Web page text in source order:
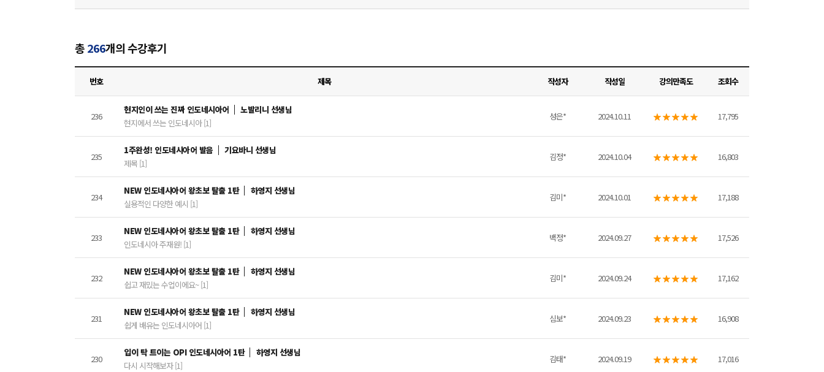
총266개의 수강후기
번호 제목 작성자 작성일 강의만족도 조회수
236
현지인이 쓰는 진짜 인도네시아어
노발리니 선생님
현지에서 쓰는 인도네시아 [1]
성은* 2024.10.11 17,795
235
1주완성! 인도네시아어 발음
기요바니 선생님
제목 [1]
김정* 2024.10.04 16,803
234
NEW 인도네시아어 왕초보 탈출 1탄
하영지 선생님
실용적인 다양한 예시 [1]
김미* 2024.10.01 17,188
233
NEW 인도네시아어 왕초보 탈출 1탄
하영지 선생님
인도네시아 주재원! [1]
백정* 2024.09.27 17,526
232
NEW 인도네시아어 왕초보 탈출 1탄
하영지 선생님
쉽고 재밌는 수업이에요~ [1]
김미* 2024.09.24 17,162
231
NEW 인도네시아어 왕초보 탈출 1탄
하영지 선생님
쉽게 배유는 인도네시아어 [1]
심보* 2024.09.23 16,908
230
입이 탁 트이는 OPI 인도네시아어 1탄
하영지 선생님
다시 시작해보자 [1]
김태* 2024.09.19 17,016